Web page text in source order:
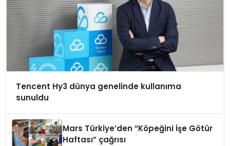
Tencent Hy3 dünya genelinde kullanıma
sunuldu
Mars Türkiye’den “Köpeğini İşe Götür
Haftası” çağrısı